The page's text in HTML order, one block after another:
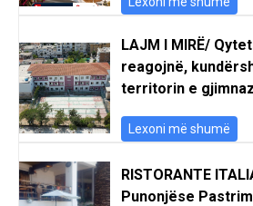
LAJM I MIRË/
reagojnë,
territorin e
Lexoni më shumë
RISTORANTE
Punonjëse